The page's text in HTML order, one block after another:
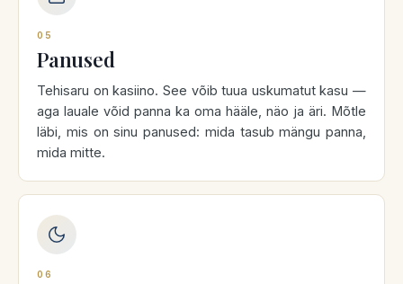
05
Panused
Tehisaru on kasiino. See võib tuua uskumatut kasu —
aga lauale võid panna ka oma hääle, näo ja äri. Mõtle
läbi, mis on sinu panused: mida tasub mängu panna,
mida mitte.
06